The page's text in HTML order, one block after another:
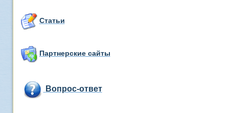
Статьи
Партнерские сайты
Вопрос-ответ